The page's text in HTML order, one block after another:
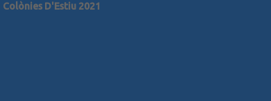
Colònies D'Estiu 2021